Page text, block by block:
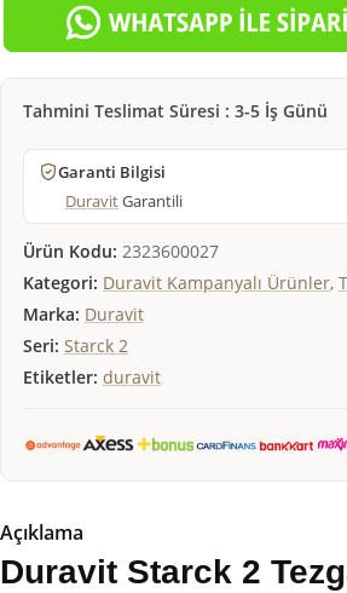
Tahmini Teslimat Süresi : 3-5 İş Günü
Garanti Bilgisi
DuravitGarantili
Ürün Kodu: 2323600027
Kategori: Duravit Kampanyalı Ürünler,
Marka: Duravit
Seri: Starck 2
Etiketler: duravit
Açıklama
Duravit Starck 2